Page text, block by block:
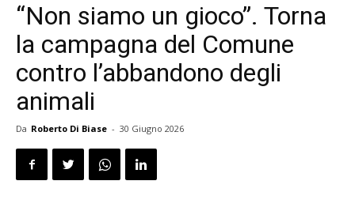
“Non siamo un gioco”. Torna
la campagna del Comune
contro l’abbandono degli
animali
Da Roberto Di Biase - 30 Giugno 2026